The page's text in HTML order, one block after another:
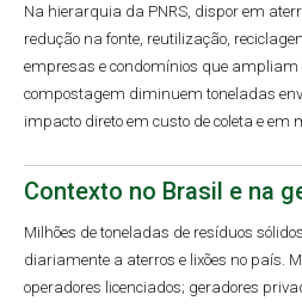
Na hierarquia da PNRS, dispor em
redução na fonte, reutilização,
empresas e condomínios que ampliam
compostagem diminuem toneladas
impacto direto em custo de coleta e em
Contexto no Brasil e na
Milhões de toneladas de resíduos
diariamente a aterros e lixões no país.
operadores licenciados; geradores